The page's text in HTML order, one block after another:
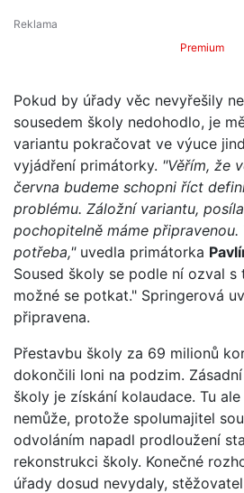
Premium
Pokud by úřady věc nevyřešily
sousedem školy nedohodlo, je
variantu pokračovat ve výuce
vyjádření primátorky. "Věřím, že
června budeme schopni říct
problému. Záložní variantu,
pochopitelně máme
potřeba,"uvedla primátorka
Soused školy se podle ní ozval
možné se potkat." Springerová
připravena.
Přestavbu školy za 69 milionů
dokončili loni na podzim.
školy je získání kolaudace. Tu
nemůže, protože spolumajitel
odvoláním napadl prodloužení
rekonstrukci školy. Konečné
úřady dosud nevydaly,